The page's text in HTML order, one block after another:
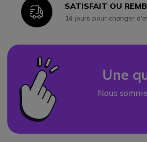
IconSATISFAIT OU
14 jours pour changer
Une
Nous